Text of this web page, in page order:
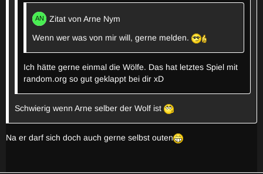
Zitat von Arne Nym
Wenn wer was von mir will, gerne melden.
Ich hätte gerne einmal die Wölfe. Das hat letztes Spiel mit
random.org so gut geklappt bei dir xD
Schwierig wenn Arne selber der Wolf ist
Na er darf sich doch auch gerne selbst outen